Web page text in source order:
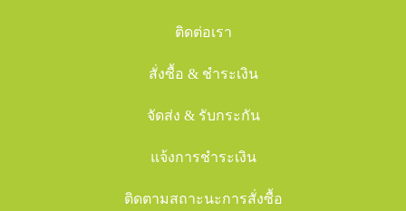
ติดต่อเรา
สั่งซื้อ & ชำระเงิน
จัดส่ง & รับกระกัน
แจ้งการชำระเงิน
ติดตามสถาะนะการสั่งซื้อ